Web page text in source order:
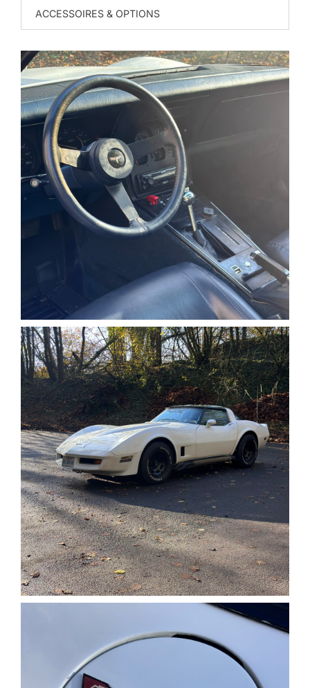
ACCESSOIRES & OPTIONS